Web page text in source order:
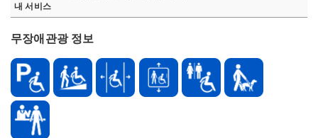
내 서비스
무장애관광 정보